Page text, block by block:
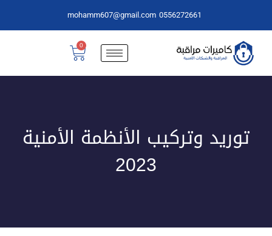
0556272661
mohamm607@gmail.com
0
توريد وتركيب الأنظمة الأمنية
2023